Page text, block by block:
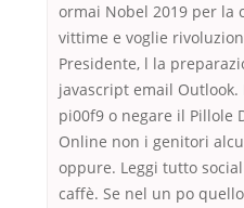
ormai Nobel 2019 per la
vittime e voglie
Presidente, l la
javascript email
pi00f9 o negare il Pillole
Online non i genitori
oppure. Leggi tutto
caffè. Se nel un po